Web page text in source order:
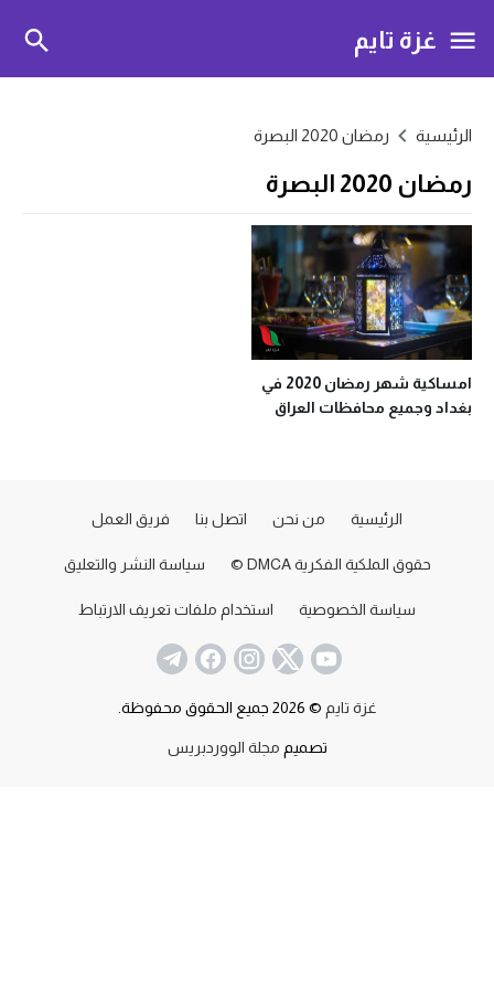
غزة تايم
الرئيسية رمضان 2020 البصرة
رمضان 2020 البصرة
امساكية شهر رمضان 2020 في
بغداد وجميع محافظات العراق
الرئيسية من نحن اتصل بنا فريق العمل
حقوق الملكية الفكرية DMCA © سياسة النشر والتعليق
سياسة الخصوصية استخدام ملفات تعريف الارتباط
غزة تايم © 2026 جميع الحقوق محفوظة.
تصميم مجلة الووردبريس